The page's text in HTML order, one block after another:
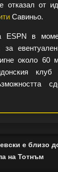
отказал от
Савиньо.
ESPN в
за
около 60
клуб
е близо
на Тотнъм